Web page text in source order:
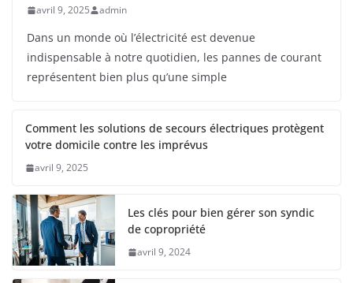
avril 9, 2025 admin
Dans un monde où l’électricité est devenue
indispensable à notre quotidien, les pannes de courant
représentent bien plus qu’une simple
Comment les solutions de secours électriques protègent
votre domicile contre les imprévus
avril 9, 2025
Les clés pour bien gérer son syndic
de copropriété
avril 9, 2024